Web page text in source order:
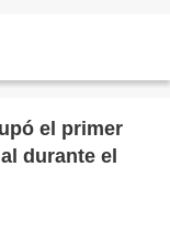
el primer
durante el